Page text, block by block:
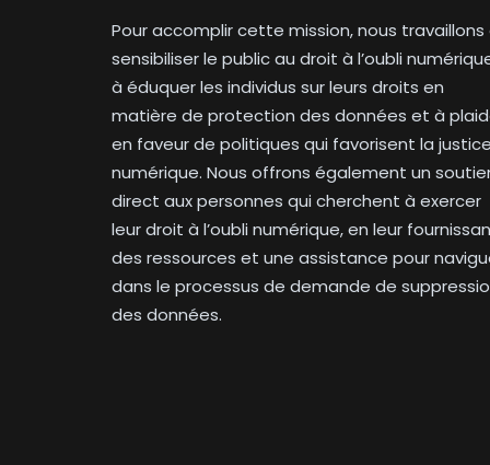
Pour accomplir cette mission, nous travaillons
sensibiliser le public au droit à l’oubli
à éduquer les individus sur leurs droits en
matière de protection des données et à
en faveur de politiques qui favorisent la
numérique. Nous offrons également un
direct aux personnes qui cherchent à exercer
leur droit à l’oubli numérique, en leur
des ressources et une assistance pour
dans le processus de demande de
des données.